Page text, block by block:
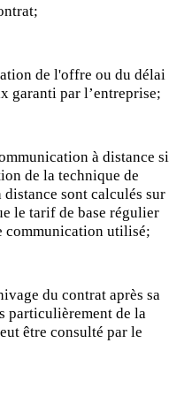
de l'offre ou du délai
garanti par l’entreprise;
à distance si
de la technique de
sont calculés sur
le tarif de base régulier
communication utilisé;
du contrat après sa
particulièrement de la
être consulté par le